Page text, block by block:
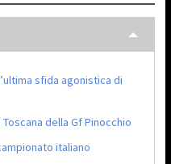
sfida agonistica di
della Gf Pinocchio
italiano